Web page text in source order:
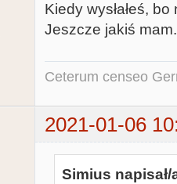
Kiedy wysłałeś,
Jeszcze jakiś mam.
Ceterum censeo
2021-01-06
Simius napisał/